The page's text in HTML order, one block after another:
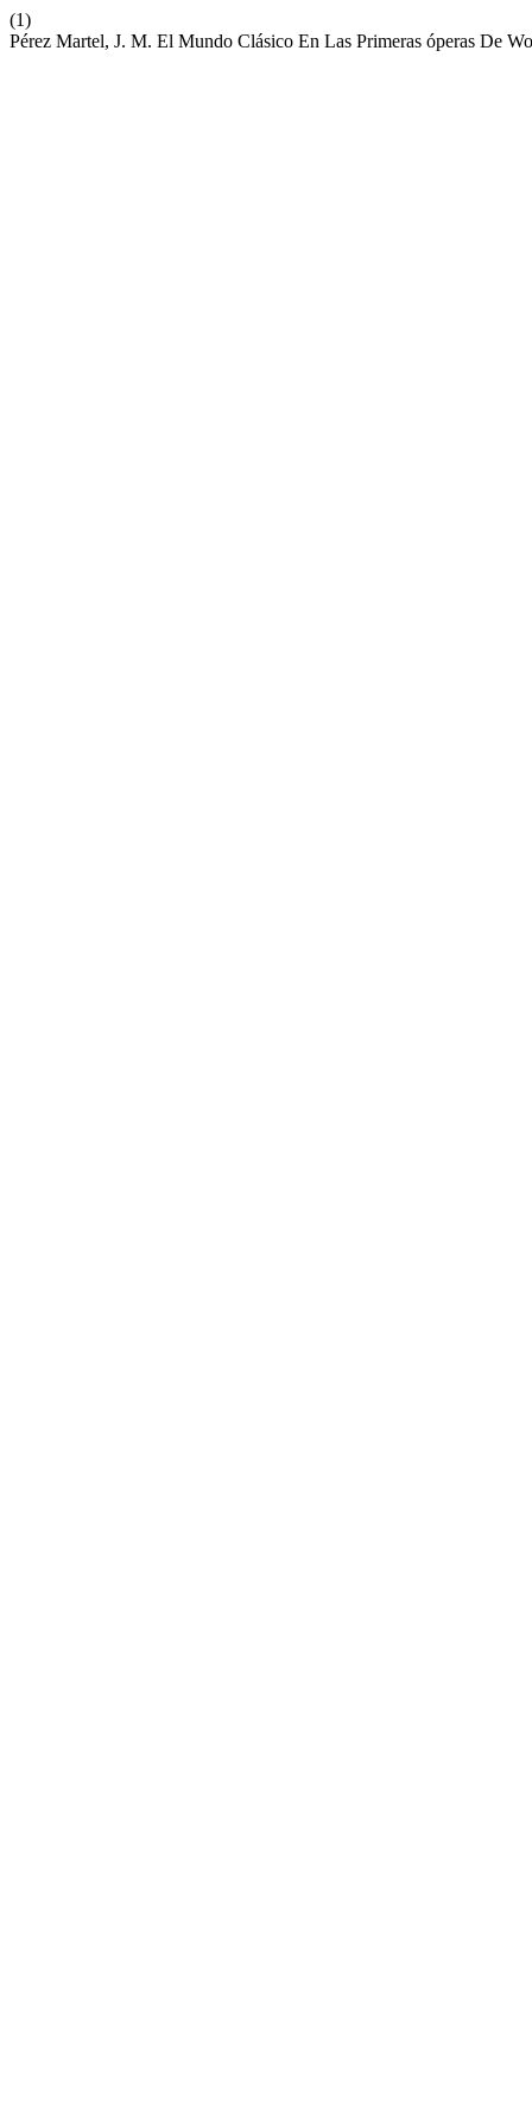
(1)
Pérez Martel, J. M. El Mundo Clásico En Las Primeras óperas De